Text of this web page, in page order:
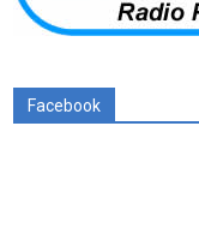
Facebook